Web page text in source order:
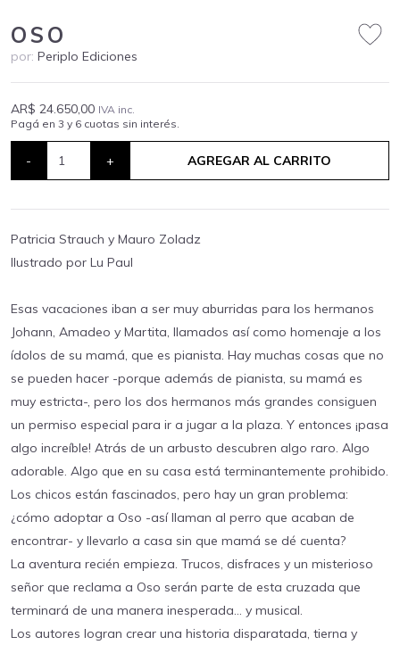
OSO
por: Periplo Ediciones
AR$ 24.650,00 IVA inc.
Pagá en 3 y 6 cuotas sin interés.
- + AGREGAR AL CARRITO
Patricia Strauch y Mauro Zoladz
Ilustrado por Lu Paul
Esas vacaciones iban a ser muy aburridas para los hermanos
Johann, Amadeo y Martita, llamados así como homenaje a los
ídolos de su mamá, que es pianista. Hay muchas cosas que no
se pueden hacer -porque además de pianista, su mamá es
muy estricta-, pero los dos hermanos más grandes consiguen
un permiso especial para ir a jugar a la plaza. Y entonces ¡pasa
algo increíble! Atrás de un arbusto descubren algo raro. Algo
adorable. Algo que en su casa está terminantemente prohibido.
Los chicos están fascinados, pero hay un gran problema:
¿cómo adoptar a Oso -así llaman al perro que acaban de
encontrar- y llevarlo a casa sin que mamá se dé cuenta?
La aventura recién empieza. Trucos, disfraces y un misterioso
señor que reclama a Oso serán parte de esta cruzada que
terminará de una manera inesperada… y musical.
Los autores logran crear una historia disparatada, tierna y